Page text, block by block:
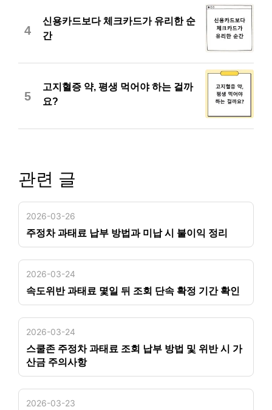
4
신용카드보다 체크카드가 유리한 순
간
5
고지혈증 약, 평생 먹어야 하는 걸까
요?
관련 글
2026-03-26
주정차 과태료 납부 방법과 미납 시 불이익 정리
2026-03-24
속도위반 과태료 몇일 뒤 조회 단속 확정 기간 확인
2026-03-24
스쿨존 주정차 과태료 조회 납부 방법 및 위반 시 가
산금 주의사항
2026-03-23